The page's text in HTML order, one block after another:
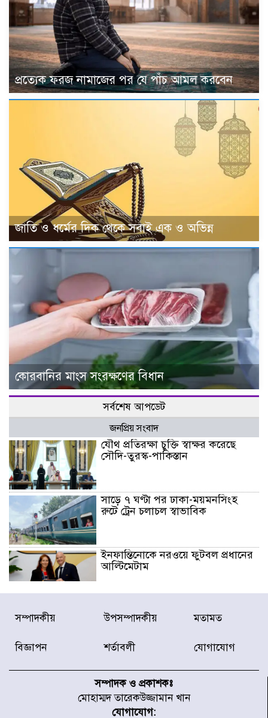
প্রত্যেক ফরজ নামাজের পর যে পাঁচ আমল করবেন
জাতি ও ধর্মের দিক থেকে সবাই এক ও অভিন্ন
কোরবানির মাংস সংরক্ষণের বিধান
সর্বশেষ আপডেট
জনপ্রিয় সংবাদ
যৌথ প্রতিরক্ষা চুক্তি স্বাক্ষর করেছে
সৌদি-তুরস্ক-পাকিস্তান
সাড়ে ৭ ঘণ্টা পর ঢাকা-ময়মনসিংহ
রুটে ট্রেন চলাচল স্বাভাবিক
ইনফান্তিনোকে নরওয়ে ফুটবল প্রধানের
আল্টিমেটাম
দেশে ভারি বৃষ্টির সতর্কবার্তা, ১০
জেলায় বন্যার পূর্বাভাস
স্থাপনের উদ্যোগ চান মিয়া ব্যাপারীর
সম্পাদকীয় উপসম্পাদকীয় মতামত
বিজ্ঞাপন শর্তাবলী যোগাযোগ
সম্পাদক ও প্রকাশকঃ
মোহাম্মদ তারেকউজ্জামান খান
যোগাযোগ: